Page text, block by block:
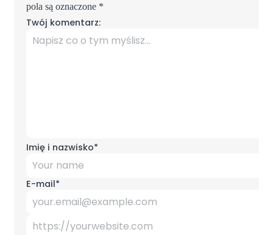
pola są oznaczone *
Twój komentarz:
Imię i nazwisko*
E-mail*